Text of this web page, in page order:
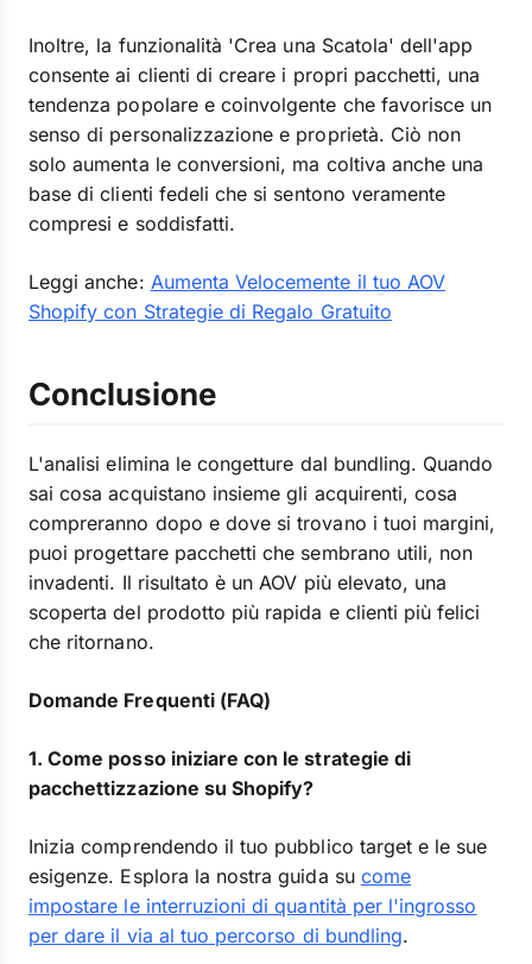
Inoltre, la funzionalità 'Crea una Scatola' dell'app
consente ai clienti di creare i propri pacchetti, una
tendenza popolare e coinvolgente che favorisce un
senso di personalizzazione e proprietà. Ciò non
solo aumenta le conversioni, ma coltiva anche una
base di clienti fedeli che si sentono veramente
compresi e soddisfatti.
Leggi anche: Aumenta Velocemente il tuo AOV
Shopify con Strategie di Regalo Gratuito
Conclusione
L'analisi elimina le congetture dal bundling. Quando
sai cosa acquistano insieme gli acquirenti, cosa
compreranno dopo e dove si trovano i tuoi margini,
puoi progettare pacchetti che sembrano utili, non
invadenti. Il risultato è un AOV più elevato, una
scoperta del prodotto più rapida e clienti più felici
che ritornano.
Domande Frequenti (FAQ)
1. Come posso iniziare con le strategie di
pacchettizzazione su Shopify?
Inizia comprendendo il tuo pubblico target e le sue
esigenze. Esplora la nostra guida su come
impostare le interruzioni di quantità per l'ingrosso
per dare il via al tuo percorso di bundling.